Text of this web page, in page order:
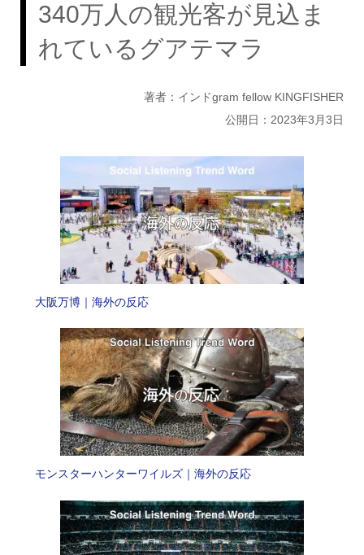
340万人の観光客が見込ま
れているグアテマラ
著者：インドgram fellow KINGFISHER
公開日：2023年3月3日
大阪万博｜海外の反応
モンスターハンターワイルズ｜海外の反応